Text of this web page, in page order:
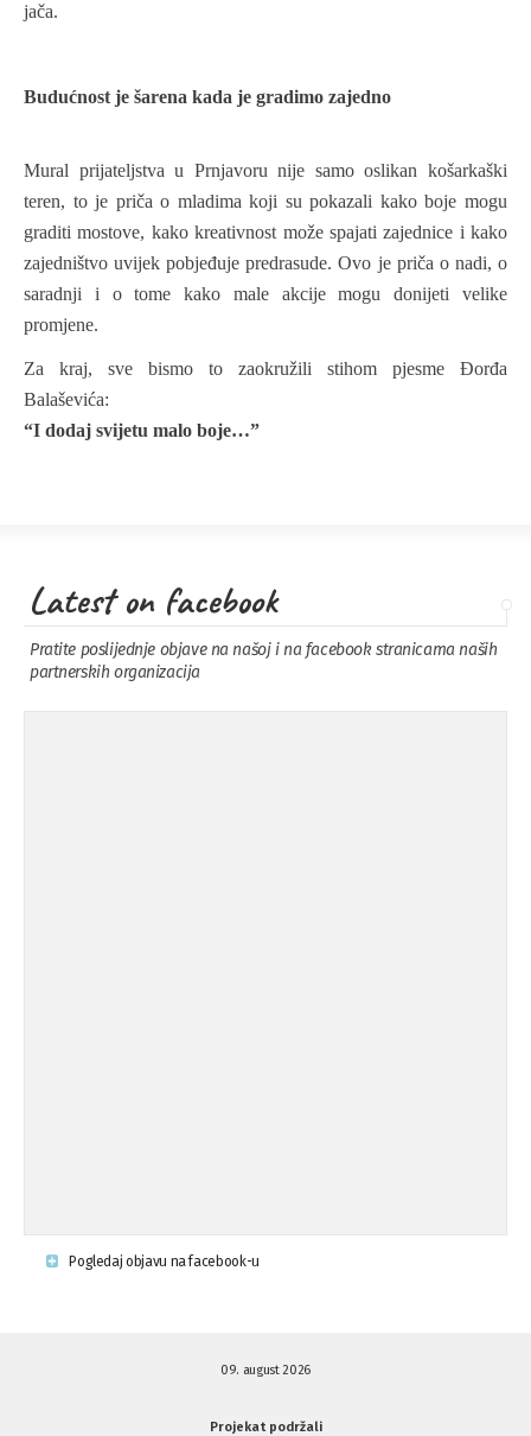
jača.
Budućnost je šarena kada je gradimo zajedno
Mural prijateljstva u Prnjavoru nije samo oslikan košarkaški
teren, to je priča o mladima koji su pokazali kako boje mogu
graditi mostove, kako kreativnost može spajati zajednice i kako
zajedništvo uvijek pobjeđuje predrasude.Ovo je priča o nadi, o
saradnji i o tome kako male akcije mogu donijeti velike
promjene.
Za kraj, sve bismo to zaokružili stihom pjesme Đorđa
Balaševića:
“I dodaj svijetu malo boje…”
Latest on facebook
Pratite poslijednje objave na našoj i na facebook stranicama naših
partnerskih organizacija
Pogledaj objavu na facebook-u
09. august 2026
Projekat podržali